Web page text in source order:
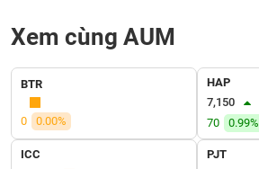
Xem cùng AUM
BTR
0 0.00%
HAP
7,150
70
0.99%
ICC
PJT
KHỎE
TÀI
CHÍNH